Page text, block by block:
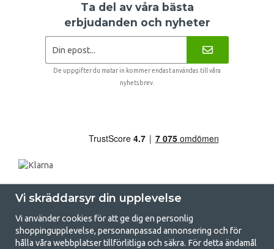
Ta del av våra bästa
erbjudanden och nyheter
De uppgifter du matar in kommer endast användas till våra
nyhetsbrev.
Vi skräddarsyr din upplevelse
Vi använder cookies för att ge dig en personlig
shoppingupplevelse, personanpassad annonsering och för
hålla våra webbplatser tillförlitliga och säkra. För detta ändamål